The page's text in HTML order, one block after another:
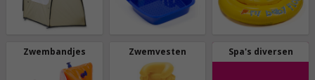
Zwembandjes Zwemvesten Spa's diversen